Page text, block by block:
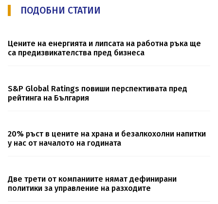
ПОДОБНИ СТАТИИ
Цените на енергията и липсата на работна ръка ще
са предизвикателства пред бизнеса
S&P Global Ratings повиши перспективата пред
рейтинга на България
20% ръст в цените на храна и безалкохолни напитки
у нас от началото на годината
Две трети от компаниите нямат дефинирани
политики за управление на разходите